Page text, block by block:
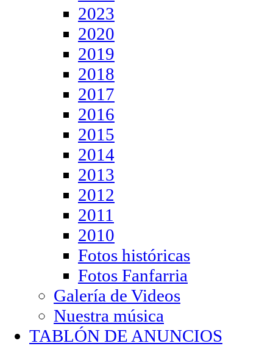
2023
2020
2019
2018
2017
2016
2015
2014
2013
2012
2011
2010
Fotos históricas
Fotos Fanfarria
Galería de Videos
Nuestra música
TABLÓN DE ANUNCIOS